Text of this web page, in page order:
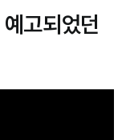
고되었던